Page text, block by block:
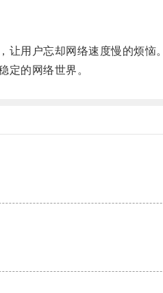
用户忘却网络速度慢的烦恼。
的网络世界。